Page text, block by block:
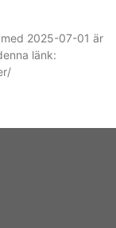
2025-07-01 är
länk: